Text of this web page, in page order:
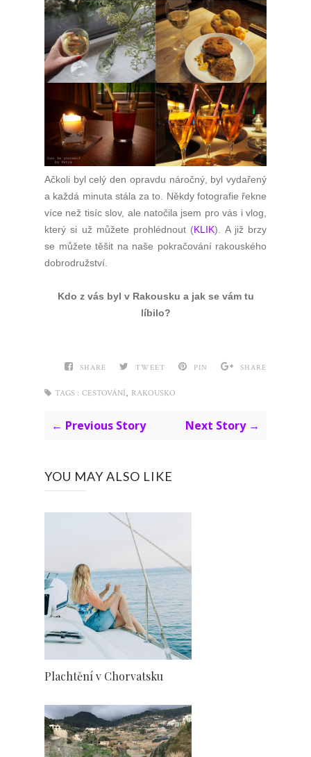
Ačkoli byl celý den opravdu náročný, byl vydařený
a každá minuta stála za to. Někdy fotografie řekne
více než tisíc slov, ale natočila jsem pro vás i vlog,
který si už můžete prohlédnout (KLIK). A již brzy
se můžete těšit na naše pokračování rakouského
dobrodružství.
Kdo z vás byl v Rakousku a jak se vám tu
líbilo?
SHARE TWEET PIN SHARE
TAGS : CESTOVÁNÍ RAKOUSKO
← Previous Story Next Story →
YOU MAY ALSO LIKE
Plachtění v Chorvatsku